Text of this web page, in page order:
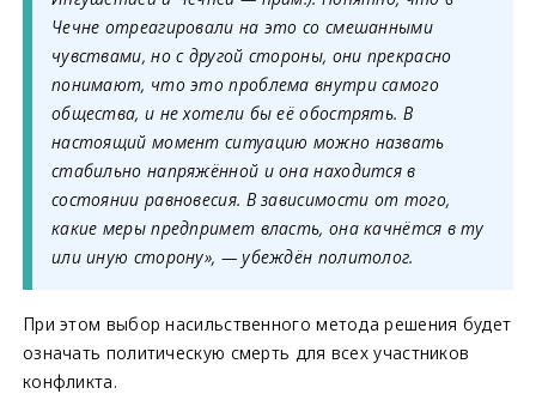
Чечне отреагировали на это со смешанными
чувствами, но с другой стороны, они прекрасно
понимают, что это проблема внутри самого
общества, и не хотели бы её обострять. В
настоящий момент ситуацию можно назвать
стабильно напряжённой и она находится в
состоянии равновесия. В зависимости от того,
какие меры предпримет власть, она качнётся в ту
или иную сторону», — убеждён политолог.
При этом выбор насильственного метода решения будет
означать политическую смерть для всех участников
конфликта.